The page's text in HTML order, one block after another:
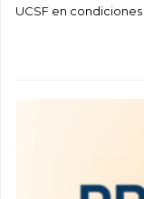
UCSF en condiciones